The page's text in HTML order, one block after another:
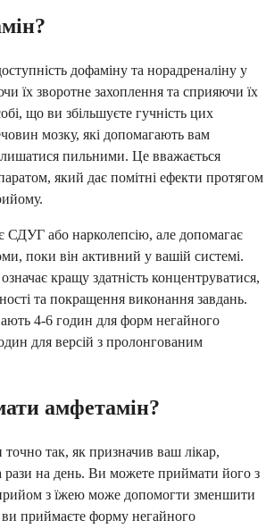
дофаміну та норадреналіну у
їх зворотне захоплення та сприяючи їх
що ви збільшуєте гучність цих
мозку, які допомагають вам
пильними. Це вважається
який дає помітні ефекти протягом
СДУГ або нарколепсію, але допомагає
поки він активний у вашій системі.
кращу здатність концентруватися,
та покращення виконання завдань.
4-6 годин для форм негайного
для версій з пролонгованим
амфетамін?
так, як призначив ваш лікар,
рази на день. Ви можете приймати його з
з їжею може допомогти зменшити
приймаєте форму негайного